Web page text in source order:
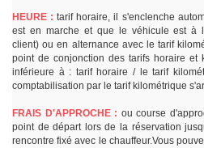
HEURE : tarif horaire, il s'enclenche
est en marche et que le véhicule est à
client) ou en alternance avec le tarif
point de conjonction des tarifs horaire et
inférieure à : tarif horaire / le tarif
comptabilisation par le tarif kilométrique
FRAIS D'APPROCHE : ou course
point de départ lors de la réservation
rencontre fixé avec le chauffeur.Vous